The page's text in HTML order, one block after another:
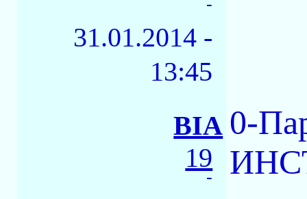
31.01.2014 -
13:45
BIA
19
-
0-